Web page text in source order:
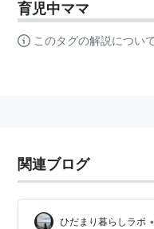
育児中ママ
このタグの解説について
関連ブログ
ひだまり暮らしラボ •